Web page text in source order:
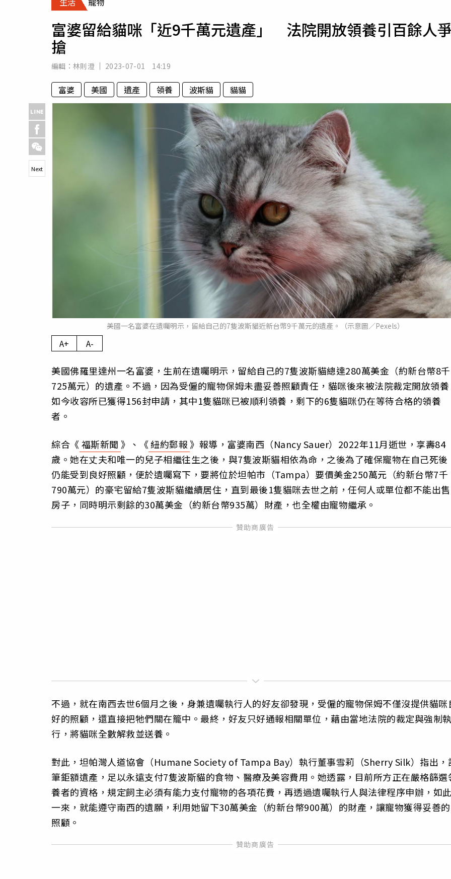
專欄
運勢
富婆留給貓咪「近9千萬元遺產」 法院開放領養引百餘人
搶
編輯： 林則澄 2023-07-01 14:19
富婆 美國 遺產 領養 波斯貓 貓貓
美國一名富婆在遺囑明示，留給自己的7隻波斯貓近新台幣9千萬元的遺產。（示意圖／Pexels）
Next
A+ A-
美國佛羅里達州一名富婆，生前在遺囑明示，留給自己的7隻波斯貓總達280萬美金（約新台幣8千
725萬元）的遺產。不過，因為受僱的寵物保姆未盡妥善照顧責任，貓咪後來被法院裁定開放領
如今收容所已獲得156封申請，其中1隻貓咪已被順利領養，剩下的6隻貓咪仍在等待合格的領養
者。
綜合《福斯新聞 》、《紐約郵報》報導，富婆南西（Nancy Sauer）2022年11月逝世，享壽84
歲。她在丈夫和唯一的兒子相繼往生之後，與7隻波斯貓相依為命，之後為了確保寵物在自己死後
仍能受到良好照顧，便於遺囑寫下，要將位於坦帕市（Tampa）要價美金250萬元（約新台幣7千
790萬元）的豪宅留給7隻波斯貓繼續居住，直到最後1隻貓咪去世之前，任何人或單位都不能出售
房子，同時明示剩餘的30萬美金（約新台幣935萬）財產，也全權由寵物繼承。
不過，就在南西去世6個月之後，身兼遺囑執行人的好友卻發現，受僱的寵物保姆不僅沒提供貓咪
好的照顧，還直接把牠們關在籠中。最終，好友只好通報相關單位，藉由當地法院的裁定與強制
行，將貓咪全數解救並送養。
對此，坦帕灣人道協會（Humane Society of Tampa Bay）執行董事雪莉（Sherry Silk）指出，
筆鉅額遺產，足以永遠支付7隻波斯貓的食物、醫療及美容費用。她透露，目前所方正在嚴格篩選
養者的資格，規定飼主必須有能力支付寵物的各項花費，再透過遺囑執行人與法律程序申辦，如
一來，就能遵守南西的遺願，利用她留下30萬美金（約新台幣900萬）的財產，讓寵物獲得妥善的
照顧。